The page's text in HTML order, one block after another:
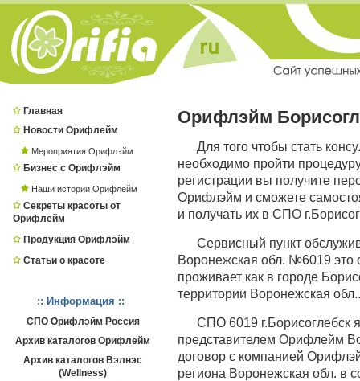
Главная
Новости Орифлейм
Мероприятия Орифлэйм
Бизнес с Орифлэйм
Наши истории Орифлейм
Секреты красоты от
Орифлейм
Продукция Орифлэйм
Статьи о красоте
:: Информация ::
СПО Орифлэйм Россия
Архив каталогов Орифлейм
Архив каталогов Вэлнэс
(Wellness)
Орифлэйм
Для того чтобы стать
необходимо пройти
регистрации вы получите
Орифлэйм и сможете
и получать их в СПО
Сервисный пункт
Воронежская обл. №6019 это
проживает как в городе
территории Воронежская обл..
СПО 6019 г.Борисоглебск
представителем Орифлейм
договор с компанией
региона Воронежская обл. в